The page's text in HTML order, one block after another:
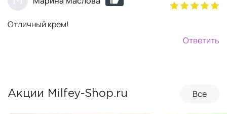
Отличный крем!
Ответить
Акции Milfey-Shop.ru Все